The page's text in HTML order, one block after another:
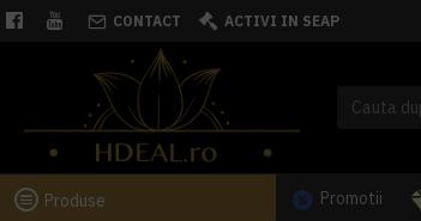
CONTACT ACTIVI IN SEAP
Produse Promotii